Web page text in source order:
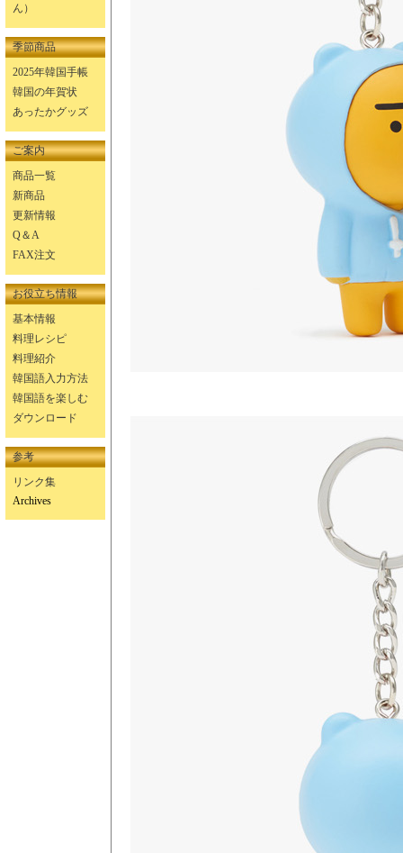
ん）
季節商品
2025年韓国手帳
韓国の年賀状
あったかグッズ
ご案内
商品一覧
新商品
更新情報
Q＆A
FAX注文
お役立ち情報
基本情報
料理レシピ
料理紹介
韓国語入力方法
韓国語を楽しむ
ダウンロード
参考
リンク集
Archives